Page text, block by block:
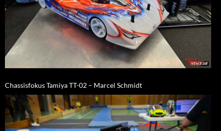
Chassisfokus Tamiya TT-02 – Marcel Schmidt